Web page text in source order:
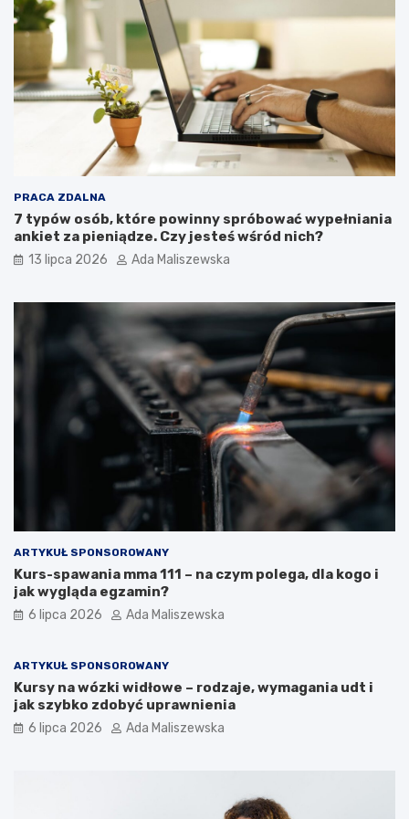
PRACA ZDALNA
7 typów osób, które powinny spróbować wypełniania
ankiet za pieniądze. Czy jesteś wśród nich?
13 lipca 2026 Ada Maliszewska
ARTYKUŁ SPONSOROWANY
Kurs-spawania mma 111 – na czym polega, dla kogo i
jak wygląda egzamin?
6 lipca 2026 Ada Maliszewska
ARTYKUŁ SPONSOROWANY
Kursy na wózki widłowe – rodzaje, wymagania udt i
jak szybko zdobyć uprawnienia
6 lipca 2026 Ada Maliszewska